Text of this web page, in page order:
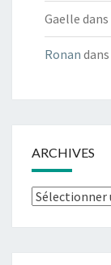
Gaelle dans
Ronan dans
ARCHIVES
Archives